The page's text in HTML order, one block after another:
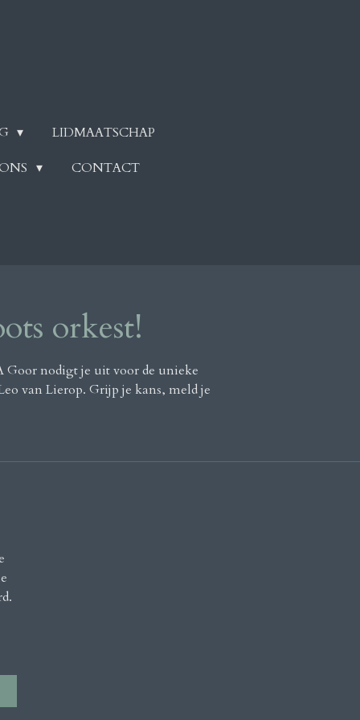
LIDMAATSCHAP
CONTACT
orkest!
Goor nodigt je uit voor de unieke
van Lierop. Grijp je kans, meld je